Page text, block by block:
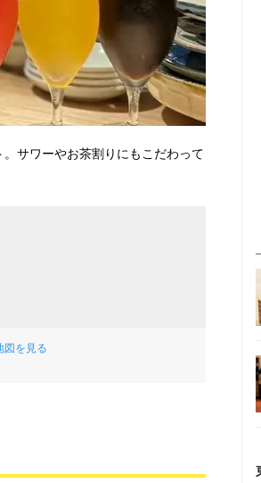
サワーやお茶割りにもこだわって
図を見る